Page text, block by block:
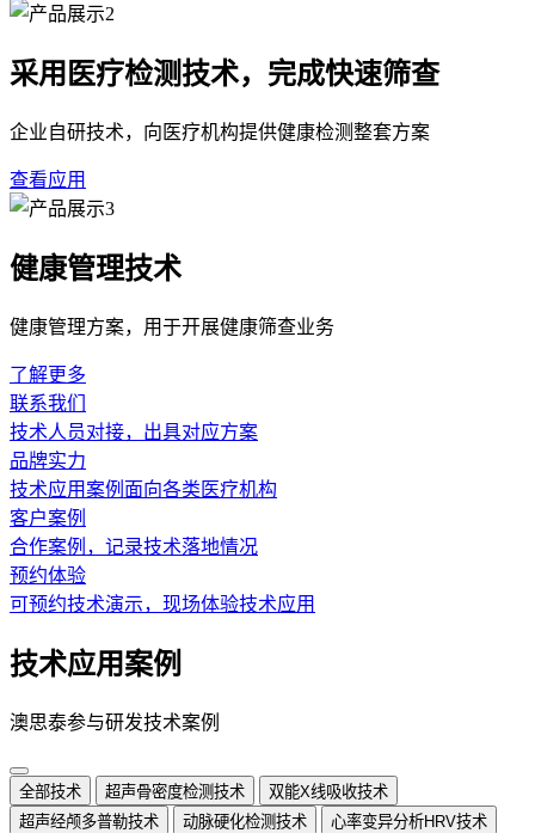
采用医疗检测技术，完成快速筛查
企业自研技术，向医疗机构提供健康检测整套方案
查看应用
健康管理技术
健康管理方案，用于开展健康筛查业务
了解更多
联系我们
技术人员对接，出具对应方案
品牌实力
技术应用案例面向各类医疗机构
客户案例
合作案例，记录技术落地情况
预约体验
可预约技术演示，现场体验技术应用
技术应用案例
澳思泰参与研发技术案例
全部技术 超声骨密度检测技术
双能X线吸收技术
超声经颅多普勒技术
动脉硬化检测技术
心率变异分析HRV技术